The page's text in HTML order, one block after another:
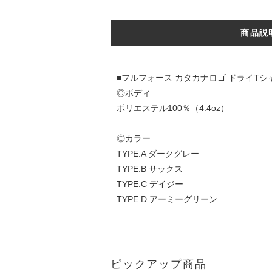
商品説
■フルフォース カタカナロゴ ドライTシ
◎ボディ
ポリエステル100％（4.4oz）
◎カラー
TYPE.A ダークグレー
TYPE.B サックス
TYPE.C デイジー
TYPE.D アーミーグリーン
ピックアップ商品